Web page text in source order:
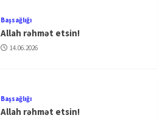
Başsağlığı
Allah rəhmət etsin!
14.06.2026
Başsağlığı
Allah rəhmət etsin!